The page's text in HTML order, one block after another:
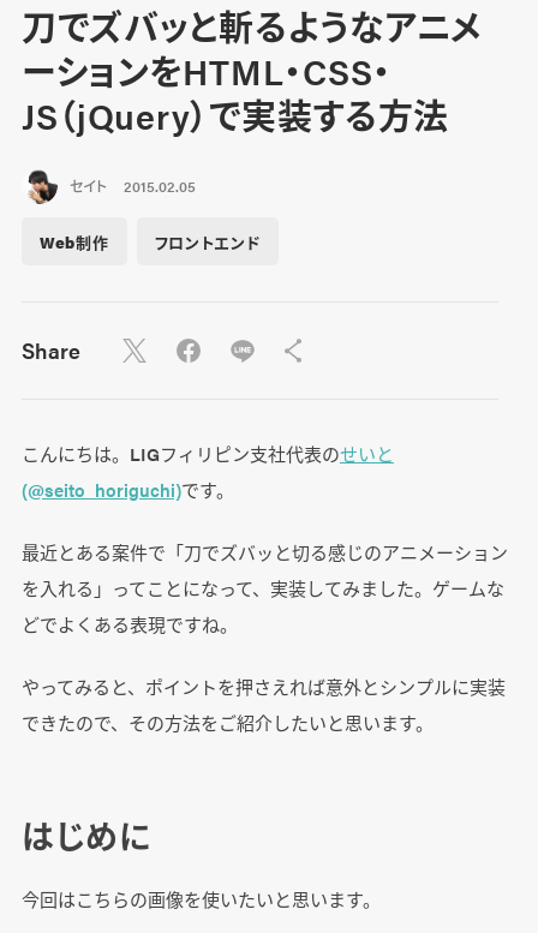
刀でズバッと斬るようなアニメ
ーションをHTML・CSS・
JS（jQuery）で実装する方法
セイト 2015.02.05
Web制作 フロントエンド
Share
こんにちは。LIGフィリピン支社代表のせいと
(@seito_horiguchi)です。
最近とある案件で「刀でズバッと切る感じのアニメーション
を入れる」ってことになって、実装してみました。ゲームな
どでよくある表現ですね。
やってみると、ポイントを押さえれば意外とシンプルに実装
できたので、その方法をご紹介したいと思います。
はじめに
今回はこちらの画像を使いたいと思います。